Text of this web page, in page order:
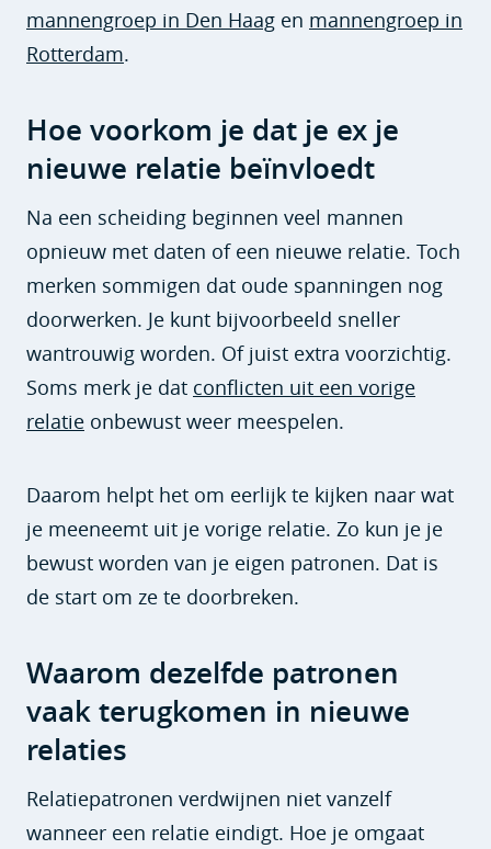
mannengroep in Den Haag en mannengroep in
Rotterdam.
Hoe voorkom je dat je ex je
nieuwe relatie beïnvloedt
Na een scheiding beginnen veel mannen
opnieuw met daten of een nieuwe relatie. Toch
merken sommigen dat oude spanningen nog
doorwerken. Je kunt bijvoorbeeld sneller
wantrouwig worden. Of juist extra voorzichtig.
Soms merk je dat conflicten uit een vorige
relatie onbewust weer meespelen.
Daarom helpt het om eerlijk te kijken naar wat
je meeneemt uit je vorige relatie. Zo kun je je
bewust worden van je eigen patronen. Dat is
de start om ze te doorbreken.
Waarom dezelfde patronen
vaak terugkomen in nieuwe
relaties
Relatiepatronen verdwijnen niet vanzelf
wanneer een relatie eindigt. Hoe je omgaat